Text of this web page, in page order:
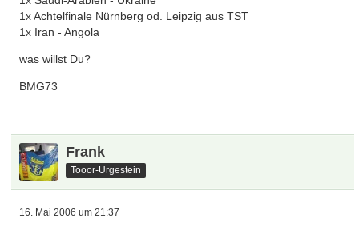
1x Achtelfinale Nürnberg od. Leipzig aus TST
1x Iran - Angola
was willst Du?
BMG73
Frank
Tooor-Urgestein
16. Mai 2006 um 21:37